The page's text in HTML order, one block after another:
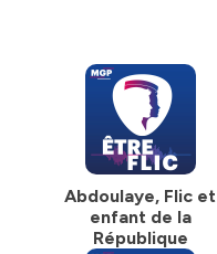
Abdoulaye, Flic et
enfant de la
République